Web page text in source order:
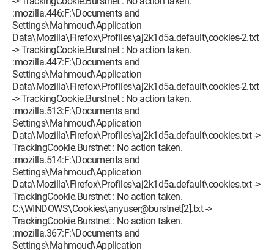
:mozilla.446:F:\Documents and
Settings\Mahmoud\Application
Data\Mozilla\Firefox\Profiles\aj2k1d5a.default\cookies-2.txt
-> TrackingCookie.Burstnet : No action taken.
:mozilla.447:F:\Documents and
Settings\Mahmoud\Application
Data\Mozilla\Firefox\Profiles\aj2k1d5a.default\cookies-2.txt
-> TrackingCookie.Burstnet : No action taken.
:mozilla.513:F:\Documents and
Settings\Mahmoud\Application
Data\Mozilla\Firefox\Profiles\aj2k1d5a.default\cookies.txt ->
TrackingCookie.Burstnet : No action taken.
:mozilla.514:F:\Documents and
Settings\Mahmoud\Application
Data\Mozilla\Firefox\Profiles\aj2k1d5a.default\cookies.txt ->
TrackingCookie.Burstnet : No action taken.
C:\WINDOWS\Cookies\anyuser@burstnet[2].txt ->
TrackingCookie.Burstnet : No action taken.
:mozilla.367:F:\Documents and
Settings\Mahmoud\Application